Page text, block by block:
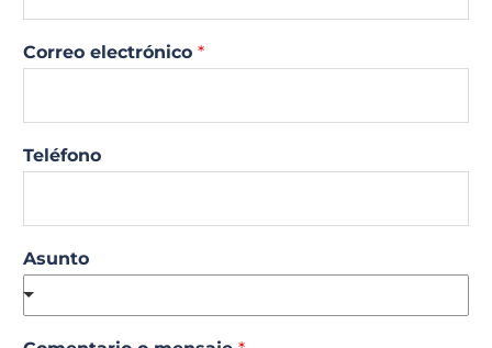
Correo electrónico *
Teléfono
Asunto